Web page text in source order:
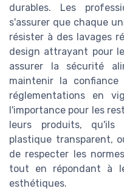
durables. Les
s'assurer que chaque
résister à des lavages
design attrayant pour
assurer la sécurité
maintenir la
réglementations en
l'importance pour les
leurs produits,
plastique transparent,
de respecter les
tout en répondant à
esthétiques.